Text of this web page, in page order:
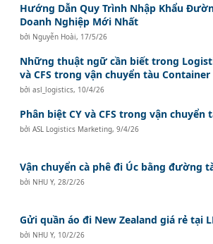
Hướng Dẫn Quy Trình Nhập Khẩu
Doanh Nghiệp Mới Nhất
bởi Nguyễn Hoài, 17/5/26
Những thuật ngữ cần biết trong
và CFS trong vận chuyển tàu Container
bởiasl_logistics, 10/4/26
Phân biệt CY và CFS trong vận chuyển
bởiASL Logistics Marketing,9/4/26
Vận chuyển cà phê đi Úc bằng đường
bởi NHU Y,28/2/26
Gửi quần áo đi New Zealand giá rẻ tại
bởi NHU Y, 10/2/26